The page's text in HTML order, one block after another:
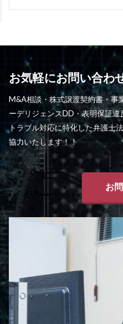
お気軽にお問い合わ
M&A相談・株式譲渡契約書・事
ーデリジェンスDD・表明保証
トラブル対応に特化した弁護士
協力いたします！！
お